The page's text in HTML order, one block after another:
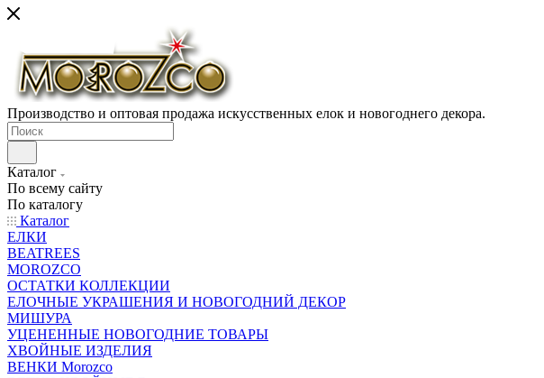
Производство и оптовая продажа искусственных елок и новогоднего декора.
Каталог
По всему сайту
По каталогу
Каталог
ЕЛКИ
BEATREES
MOROZCO
ОСТАТКИ КОЛЛЕКЦИИ
ЕЛОЧНЫЕ УКРАШЕНИЯ И НОВОГОДНИЙ ДЕКОР
МИШУРА
УЦЕНЕННЫЕ НОВОГОДНИЕ ТОВАРЫ
ХВОЙНЫЕ ИЗДЕЛИЯ
ВЕНКИ Morozco